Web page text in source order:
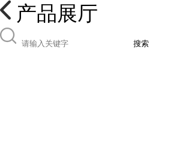
产品展厅
搜索